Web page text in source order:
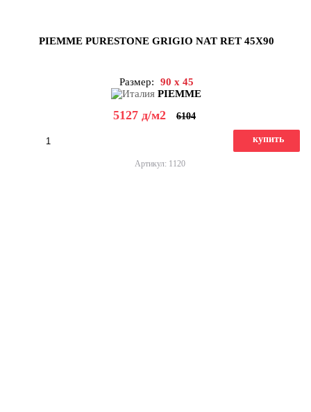
PIEMME PURESTONE GRIGIO NAT RET 45X90
Размер:
90 x 45
PIEMME
5127 д/м2 6104
купить
Артикул: 1120